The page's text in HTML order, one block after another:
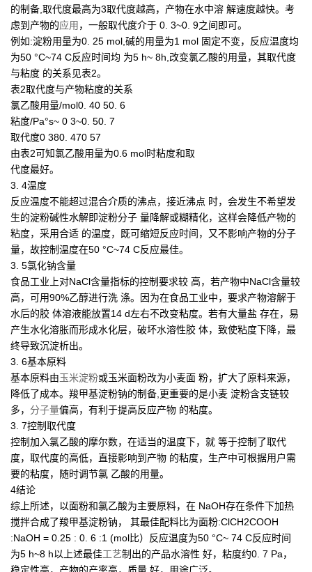
的制备,取代度最高为3取代度越高，产物在水中溶 解速度越快。考
虑到产物的应用 ，一般取代度介于 0. 3~0. 9之间即可。
例如:淀粉用量为0. 25 mol,碱的用量为1 mol 固定不变，反应温度均
为50 °C~74 C反应时间均 为5 h~ 8h,改变氯乙酸的用量，其取代度
与粘度 的关系见表2。
表2取代度与产物粘度的关系
氯乙酸用量/mol0. 40 50. 6
粘度/Pa°s~ 0 3~0. 50. 7
取代度0 380. 470 57
由表2可知氯乙酸用量为0.6 mol时粘度和取
代度最好。
3. 4温度
反应温度不能超过混合介质的沸点，接近沸点 时，会发生不希望发
生的淀粉碱性水解即淀粉分子 量降解或糊精化，这样会降低产物的
粘度，采用合适 的温度，既可缩短反应时间，又不影响产物的分子
量，故控制温度在50 °C~74 C反应最佳。
3. 5氯化钠含量
食品工业上对NaCl含量指标的控制要求较 高，若产物中NaCl含量较
高，可用90%乙醇进行洗 涤。因为在食品工业中，要求产物溶解于
水后的胶 体溶液能放置14 d左右不改变粘度。若有大量盐 存在，易
产生水化溶胀而形成水化层，破坏水溶性胶 体，致使粘度下降，最
终导致沉淀析出。
3. 6基本原料
基本原料由玉米淀粉或玉米面粉改为小麦面 粉，扩大了原料来源，
降低了成本。羧甲基淀粉钠的制备,更重要的是小麦 淀粉含支链较
多， 分子量偏高，有利于提高反应产物 的粘度。
3. 7控制取代度
控制加入氯乙酸的摩尔数，在适当的温度下，就 等于控制了取代
度，取代度的高低，直接影响到产物 的粘度，生产中可根据用户需
要的粘度，随时调节氯 乙酸的用量。
4结论
综上所述，以面粉和氯乙酸为主要原料，在 NaOH存在条件下加热
搅拌合成了羧甲基淀粉钠， 其最佳配料比为面粉:ClCH2COOH
:NaOH = 0.25 : 0. 6 :1 (mol比）反应温度为50 °C~ 74 C反应时间
为5 h~8 h以上述最佳工艺制出的产品水溶性 好，粘度约0. 7 Pa，